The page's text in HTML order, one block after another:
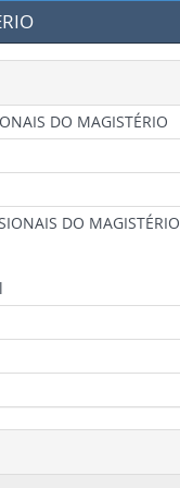
DO MAGISTÉRIO
DO MAGISTÉRIO